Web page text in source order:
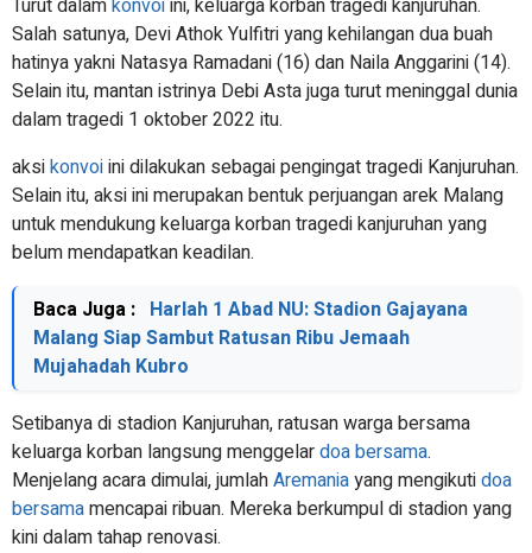
Turut dalamkonvoiini, keluarga korban tragedi kanjuruhan.
Salah satunya, Devi Athok Yulfitri yang kehilangan dua buah
hatinya yakni Natasya Ramadani (16) dan Naila Anggarini (14).
Selain itu, mantan istrinya Debi Asta juga turut meninggal dunia
dalam tragedi 1 oktober 2022 itu.
aksikonvoiini dilakukan sebagai pengingat tragedi Kanjuruhan.
Selain itu, aksi ini merupakan bentuk perjuangan arek Malang
untuk mendukung keluarga korban tragedi kanjuruhan yang
belum mendapatkan keadilan.
Baca Juga : Harlah 1 Abad NU: Stadion Gajayana
Malang Siap Sambut Ratusan Ribu Jemaah
Mujahadah Kubro
Setibanya di stadion Kanjuruhan, ratusan warga bersama
keluarga korban langsung menggelardoa bersama.
Menjelang acara dimulai, jumlahAremaniayang mengikutidoa
bersamamencapai ribuan. Mereka berkumpul di stadion yang
kini dalam tahap renovasi.